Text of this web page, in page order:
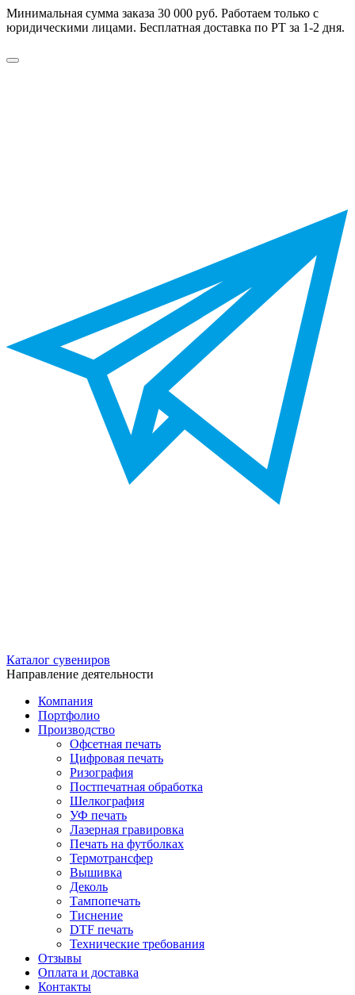
Минимальная сумма заказа 30 000 руб. Работаем только с
юридическими лицами. Бесплатная доставка по РТ за 1-2 дня.
Каталог сувениров
Направление деятельности
Компания
Портфолио
Производство
Офсетная печать
Цифровая печать
Ризография
Постпечатная обработка
Шелкография
УФ печать
Лазерная гравировка
Печать на футболках
Термотрансфер
Вышивка
Деколь
Тампопечать
Тиснение
DTF печать
Технические требования
Отзывы
Оплата и доставка
Контакты